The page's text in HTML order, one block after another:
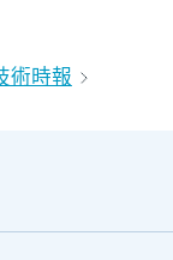
術時報